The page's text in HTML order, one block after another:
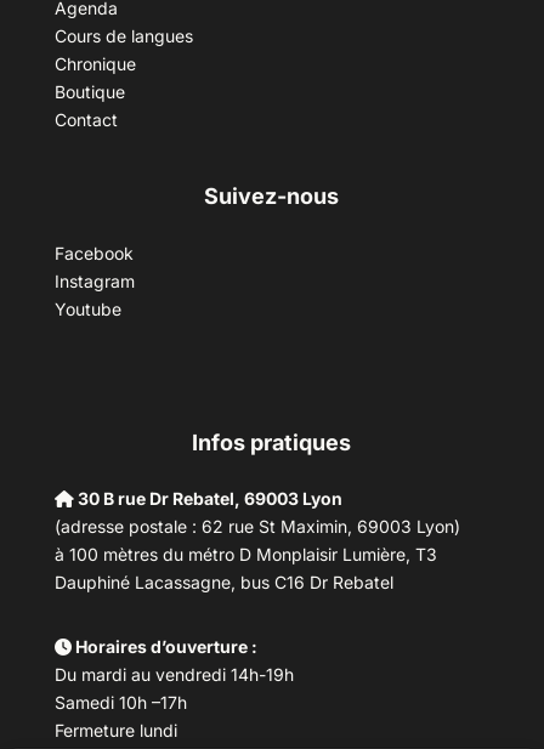
Agenda
Cours de langues
Chronique
Boutique
Contact
Suivez-nous
Facebook
Instagram
Youtube
Infos pratiques
30 B rue Dr Rebatel, 69003 Lyon
(adresse postale : 62 rue St Maximin, 69003 Lyon)
à 100 mètres du métro D Monplaisir Lumière, T3
Dauphiné Lacassagne, bus C16 Dr Rebatel
Horaires d’ouverture :
Du mardi au vendredi 14h-19h
Samedi 10h –17h
Fermeture lundi